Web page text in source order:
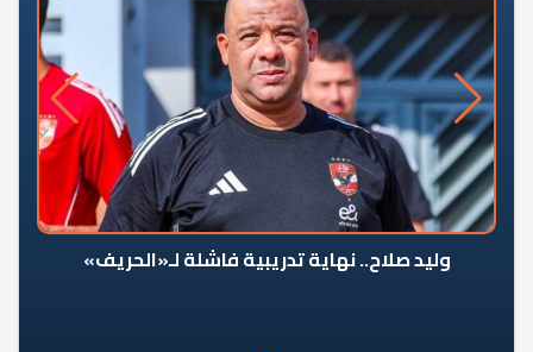
وليد صلاح.. نهاية تدريبية فاشلة لـ«الحريف»